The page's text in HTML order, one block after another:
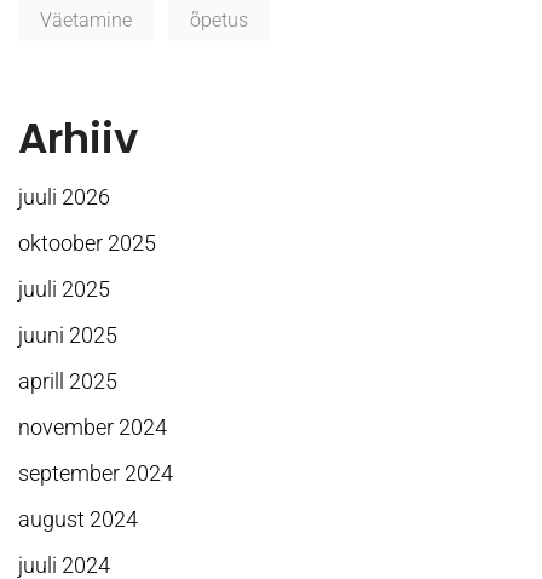
Väetamine õpetus
Arhiiv
juuli 2026
oktoober 2025
juuli 2025
juuni 2025
aprill 2025
november 2024
september 2024
august 2024
juuli 2024